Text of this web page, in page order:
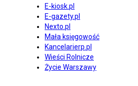
E-kiosk.pl
E-gazety.pl
Nexto.pl
Mała księgowość
Kancelarierp.pl
Wieści Rolnicze
Życie Warszawy